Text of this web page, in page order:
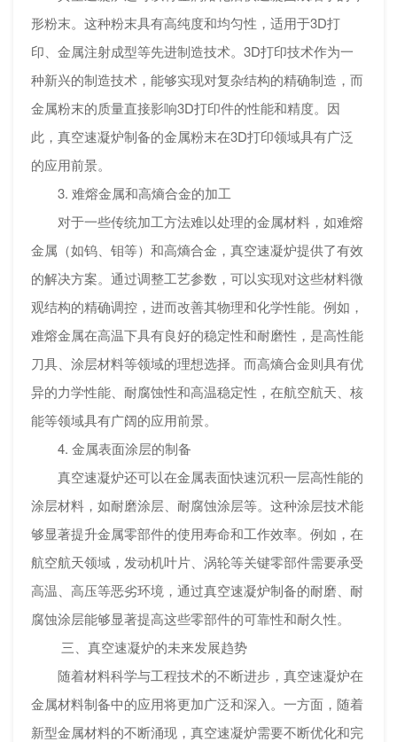
形粉末。这种粉末具有高纯度和均匀性，适用于3D打
印、金属注射成型等先进制造技术。3D打印技术作为一
种新兴的制造技术，能够实现对复杂结构的精确制造，而
金属粉末的质量直接影响3D打印件的性能和精度。因
此，真空速凝炉制备的金属粉末在3D打印领域具有广泛
的应用前景。
3. 难熔金属和高熵合金的加工
对于一些传统加工方法难以处理的金属材料，如难熔
金属（如钨、钼等）和高熵合金，真空速凝炉提供了有效
的解决方案。通过调整工艺参数，可以实现对这些材料微
观结构的精确调控，进而改善其物理和化学性能。例如，
难熔金属在高温下具有良好的稳定性和耐磨性，是高性能
刀具、涂层材料等领域的理想选择。而高熵合金则具有优
异的力学性能、耐腐蚀性和高温稳定性，在航空航天、核
能等领域具有广阔的应用前景。
4. 金属表面涂层的制备
真空速凝炉还可以在金属表面快速沉积一层高性能的
涂层材料，如耐磨涂层、耐腐蚀涂层等。这种涂层技术能
够显著提升金属零部件的使用寿命和工作效率。例如，在
航空航天领域，发动机叶片、涡轮等关键零部件需要承受
高温、高压等恶劣环境，通过真空速凝炉制备的耐磨、耐
腐蚀涂层能够显著提高这些零部件的可靠性和耐久性。
三、真空速凝炉的未来发展趋势
随着材料科学与工程技术的不断进步，真空速凝炉在
金属材料制备中的应用将更加广泛和深入。一方面，随着
新型金属材料的不断涌现，真空速凝炉需要不断优化和完